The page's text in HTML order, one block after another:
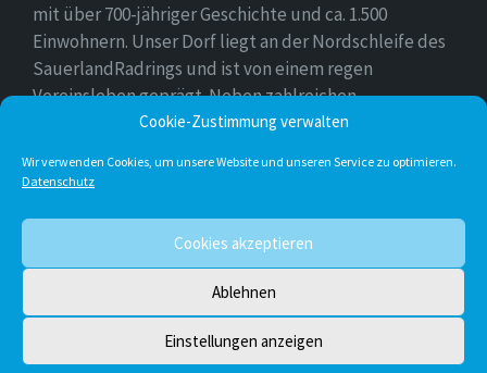
Cookie-Zustimmung verwalten
Wir verwenden Cookies, um unsere Website und unseren Service zu optimieren.
Datenschutz
Cookies akzeptieren
Ablehnen
Einstellungen anzeigen
mit über 700-jähriger Geschichte und ca. 1.500
Einwohnern. Unser Dorf liegt an der Nordschleife des
SauerlandRadrings und ist von einem regen
Vereinsleben geprägt. Neben zahlreichen
Freizeitmöglichkeiten ist unser Ort für sein
Facebook Twitter
© 2026 Wenholthausen